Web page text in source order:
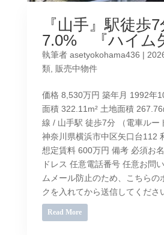
『山手』駅徒歩
7.0% 『ハイム
執筆者 asetyokohama436 |
類, 販売中物件
価格 8,530万円 築年月 1992年
面積 322.11m² 土地面積
線 / 山手駅 徒歩7分 （電車ルー
神奈川県横浜市中区矢口台112
想定賃料 600万円 備考 必須お
ドレス 任意電話番号 任意お問
ムメール防止のため、こちらの
クを入れてから送信してくださ
Read More